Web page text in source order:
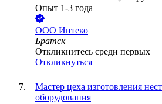
Опыт 1-3 года
ООО Интеко
Братск
Откликнитесь среди первых
Откликнуться
Мастер цеха изготовления
оборудования